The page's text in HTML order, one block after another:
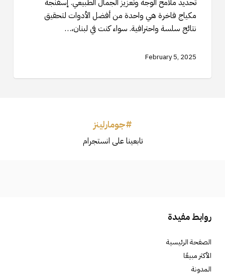
تحديد ملامح الوجه وتعزيز الجمال الطبيعي. إسفنجة
مكياج فاخرة هي واحدة من أفضل الأدوات لتحقيق
نتائج سلسة واحترافية. سواء كنت في لبنان،…
February 5, 2025
#جومارلينز
تابعينا على انستجرام
روابط مفيدة
الصفحة الرئيسية
الأكثر مبيعًا
المدونة